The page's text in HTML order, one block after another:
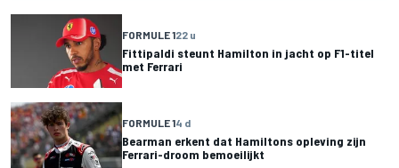
FORMULE 122 u
Fittipaldi steunt Hamilton in jacht op F1-titel
met Ferrari
FORMULE 14 d
Bearman erkent dat Hamiltons opleving zijn
Ferrari-droom bemoeilijkt